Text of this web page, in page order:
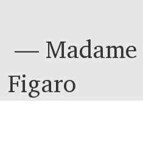
— Madame
Figaro